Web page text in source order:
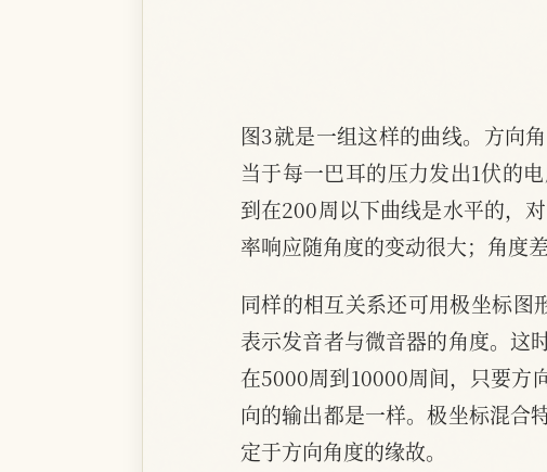
图3就是一组这样的曲线。方向
当于每一巴耳的压力发出1伏的
到在200周以下曲线是水平的，
率响应随角度的变动很大；角度
同样的相互关系还可用极坐标图
表示发音者与微音器的角度。
在5000周到10000周间，只要方
向的输出都是一样。极坐标混
定于方向角度的缘故。